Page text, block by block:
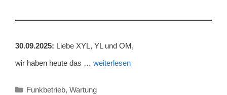
30.09.2025: Liebe XYL, YL und OM,
wir haben heute das … weiterlesen
Kategorien
Funkbetrieb, Wartung